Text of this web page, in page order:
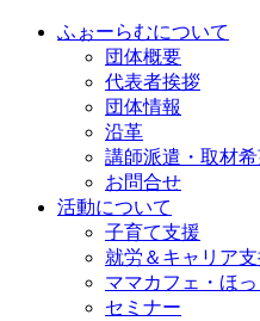
ふぉーらむについて
団体概要
代表者挨拶
団体情報
沿革
講師派遣・取材
お問合せ
活動について
子育て支援
就労＆キャリア
ママカフェ・ほ
セミナー